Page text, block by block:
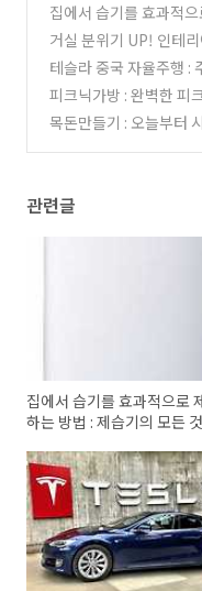
집에서 습기를 효과적
기의 모든 것
(0)
거실 분위기 UP! 인테
타일별 추천
(0)
테슬라 중국 자율주행 :
주행 소프트웨어 출시
피크닉가방 : 완벽한 피
가이드 (0)
목돈만들기 : 오늘부터
관련글
집에서 습기를 효과적으로
하는 방법 : 제습기의 모든 것